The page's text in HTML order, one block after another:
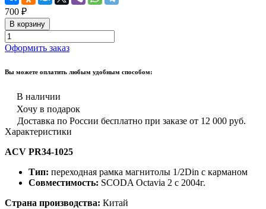
700 ₽
В корзину
Оформить заказ
Вы можете оплатить любым удобным способом:
В наличии
Хочу в подарок
Доставка по России бесплатно при заказе от 12 000 руб.
Характеристики
ACV PR34-1025
Тип: переходная рамка магнитолы 1/2Din с карманом
Совместимость: SCODA Octavia 2 с 2004г.
Страна производства: Китай